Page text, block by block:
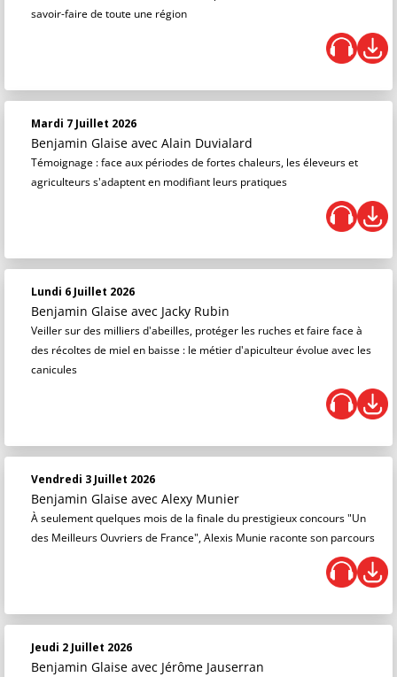
savoir-faire de toute une région
Mardi 7 Juillet 2026
Benjamin Glaise avec Alain Duvialard
Témoignage : face aux périodes de fortes chaleurs, les éleveurs et
agriculteurs s'adaptent en modifiant leurs pratiques
Lundi 6 Juillet 2026
Benjamin Glaise avec Jacky Rubin
Veiller sur des milliers d'abeilles, protéger les ruches et faire face à
des récoltes de miel en baisse : le métier d'apiculteur évolue avec les
canicules
Vendredi 3 Juillet 2026
Benjamin Glaise avec Alexy Munier
À seulement quelques mois de la finale du prestigieux concours "Un
des Meilleurs Ouvriers de France", Alexis Munie raconte son parcours
Jeudi 2 Juillet 2026
Benjamin Glaise avec Jérôme Jauserran